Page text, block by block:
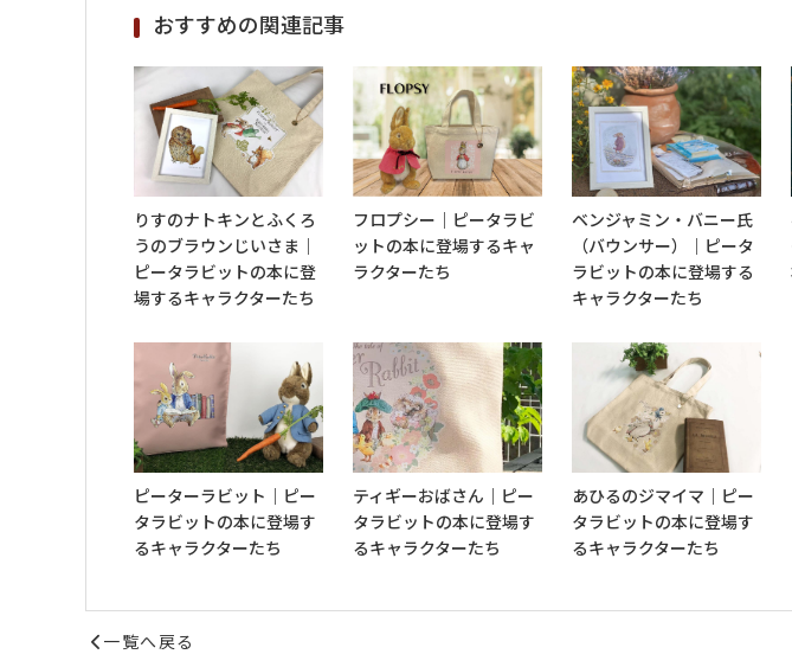
おすすめの関連記事
りすのナトキンとふくろ
うのブラウンじいさま｜
ピータラビットの本に登
場するキャラクターたち
フロプシー｜ピータラビ
ットの本に登場するキャ
ラクターたち
ベンジャミン・バニー氏
（バウンサー）｜ピータ
ラビットの本に登場する
キャラクターたち
ピーターラビット｜ピー
タラビットの本に登場す
るキャラクターたち
ティギーおばさん｜ピー
タラビットの本に登場す
るキャラクターたち
あひるのジマイマ｜ピー
タラビットの本に登場す
るキャラクターたち
一覧へ戻る